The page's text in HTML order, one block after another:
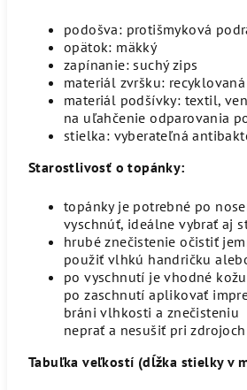
podošva: protišmyková
opätok: mäkký
zapínanie: suchý zips
materiál zvršku:
materiál podšívky: textil,
na uľahčenie odparovania
stielka: vyberateľná
Starostlivosť o topánky:
topánky je potrebné po
vyschnúť, ideálne vybrať aj
hrubé znečistenie očistiť
použiť vlhkú handričku
po vyschnutí je vhodné
po zaschnutí aplikovať
bráni vlhkosti a znečisteniu
neprať a nesušiť pri
Tabuľka veľkostí (dĺžka stielky v